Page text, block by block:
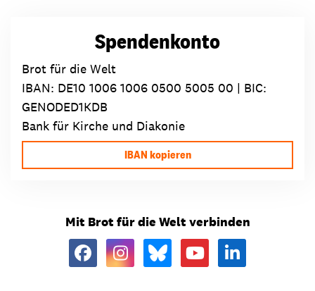
Spendenkonto
Brot für die Welt
IBAN: DE10 1006 1006 0500 5005 00 | BIC:
GENODED1KDB
Bank für Kirche und Diakonie
IBAN kopieren
Mit Brot für die Welt verbinden